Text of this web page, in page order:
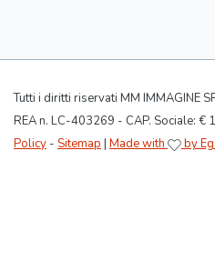
Tutti i diritti riservati MM IMMAGINE
REA n. LC-403269 - CAP. Sociale: €
Policy - Sitemap | Made with by